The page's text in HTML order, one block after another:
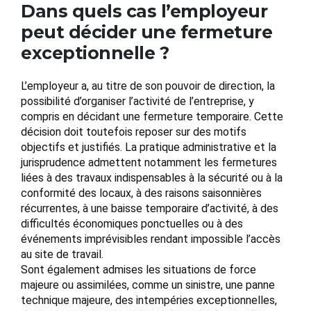
Dans quels cas l’employeur
peut décider une fermeture
exceptionnelle ?
L’employeur a, au titre de son pouvoir de direction, la
possibilité d’organiser l’activité de l’entreprise, y
compris en décidant une fermeture temporaire. Cette
décision doit toutefois reposer sur des motifs
objectifs et justifiés. La pratique administrative et la
jurisprudence admettent notamment les fermetures
liées à des travaux indispensables à la sécurité ou à la
conformité des locaux, à des raisons saisonnières
récurrentes, à une baisse temporaire d’activité, à des
difficultés économiques ponctuelles ou à des
événements imprévisibles rendant impossible l’accès
au site de travail.
Sont également admises les situations de force
majeure ou assimilées, comme un sinistre, une panne
technique majeure, des intempéries exceptionnelles,